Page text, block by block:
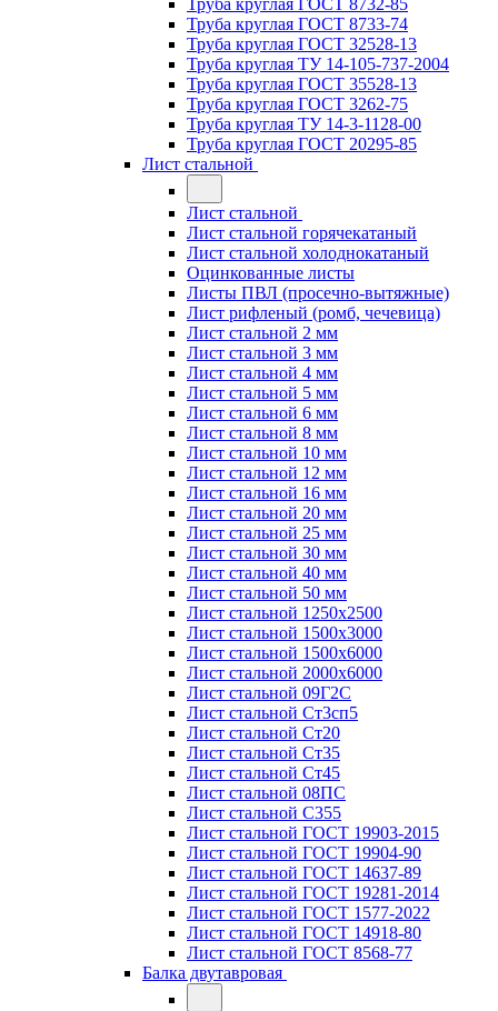
Труба круглая ГОСТ 8732-85
Труба круглая ГОСТ 8733-74
Труба круглая ГОСТ 32528-13
Труба круглая ТУ 14-105-737-2004
Труба круглая ГОСТ 35528-13
Труба круглая ГОСТ 3262-75
Труба круглая ТУ 14-3-1128-00
Труба круглая ГОСТ 20295-85
Лист стальной
Лист стальной
Лист стальной горячекатаный
Лист стальной холоднокатаный
Оцинкованные листы
Листы ПВЛ (просечно-вытяжные)
Лист рифленый (ромб, чечевица)
Лист стальной 2 мм
Лист стальной 3 мм
Лист стальной 4 мм
Лист стальной 5 мм
Лист стальной 6 мм
Лист стальной 8 мм
Лист стальной 10 мм
Лист стальной 12 мм
Лист стальной 16 мм
Лист стальной 20 мм
Лист стальной 25 мм
Лист стальной 30 мм
Лист стальной 40 мм
Лист стальной 50 мм
Лист стальной 1250х2500
Лист стальной 1500х3000
Лист стальной 1500х6000
Лист стальной 2000х6000
Лист стальной 09Г2С
Лист стальной Ст3сп5
Лист стальной Ст20
Лист стальной Ст35
Лист стальной Ст45
Лист стальной 08ПС
Лист стальной С355
Лист стальной ГОСТ 19903-2015
Лист стальной ГОСТ 19904-90
Лист стальной ГОСТ 14637-89
Лист стальной ГОСТ 19281-2014
Лист стальной ГОСТ 1577-2022
Лист стальной ГОСТ 14918-80
Лист стальной ГОСТ 8568-77
Балка двутавровая